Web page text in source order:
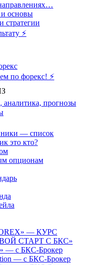
основы
стратегии
⚡️
по форекс! ⚡
аналитика, прогнозы
— список
это кто?
опционам
— КУРС
СТАРТ С БКС»
— с БКС-Брокер
— с БКС-Брокер